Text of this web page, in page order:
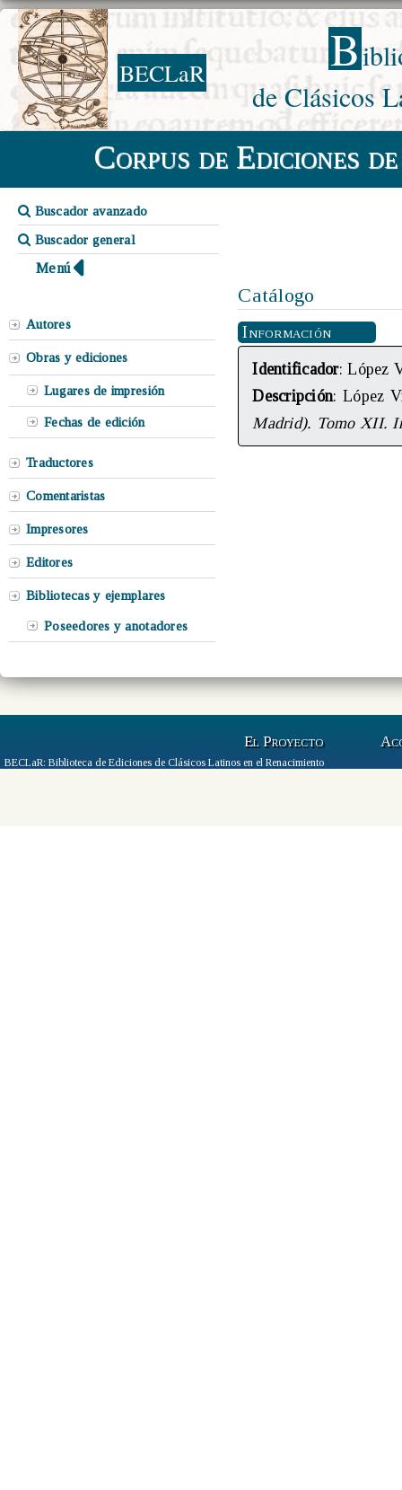
BECLaR B
de Clásicos
Corpus de Ediciones
Buscador avanzado
Buscador general
Menú
Autores
Obras y ediciones
Lugares de impresión
Fechas de edición
Traductores
Comentaristas
Impresores
Editores
Bibliotecas y ejemplares
Poseedores y anotadores
Catálogo
Información
Identificador: López
Descripción: López
Madrid). Tomo XII.
El Proyecto
BECLaR: Biblioteca de Ediciones de Clásicos Latinos en el Renacimiento